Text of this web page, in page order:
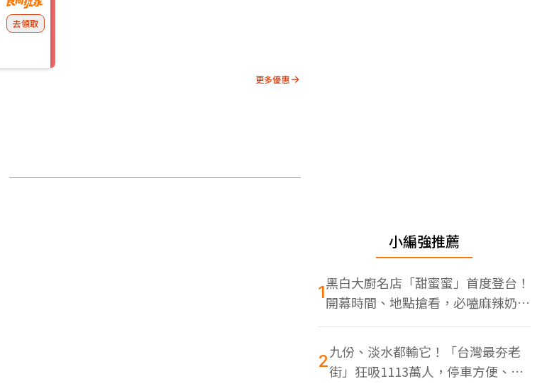
去領取
更多優惠
小編強推薦
1黑白大廚名店「甜蜜蜜」首度登台！
開幕時間、地點搶看，必嗑麻辣奶油
蝦
2九份、淡水都輸它！「台灣最夯老
街」狂吸1113萬人，停車方便、特